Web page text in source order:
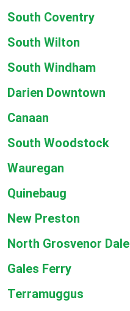
South Coventry
South Wilton
South Windham
Darien Downtown
Canaan
South Woodstock
Wauregan
Quinebaug
New Preston
North Grosvenor Dale
Gales Ferry
Terramuggus